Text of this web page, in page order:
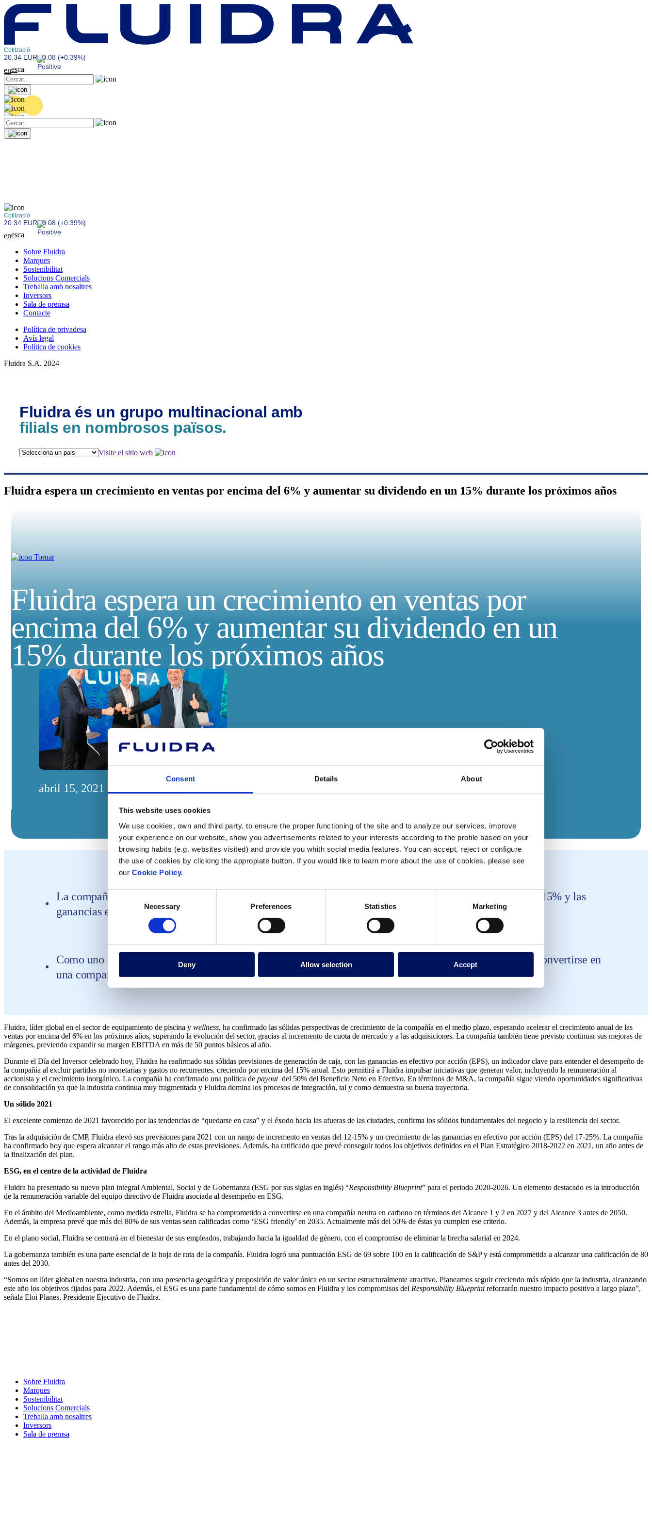
Consent Details About
This website uses cookies
We use cookies, own and third party, to ensure the proper functioning of the site and to analyze our services, improve
your experience on our website, show you advertisements related to your interests according to the profile based on your
browsing habits (e.g. websites visited) and provide you whith social media features. You can accept, reject or configure
the use of cookies by clicking the appropiate button. If you would like to learn more about the use of cookies, please see
our Cookie Policy.
Consent
Necessary Preferences Statistics Marketing
Deny Allow selection Accept
Cotització
20.34 EUR 0.08 (+0.39%)
enesca
Cotització
20.34 EUR 0.08 (+0.39%)
enesca
Sobre Fluidra
Marques
Sostenibilitat
Solucions Comercials
Treballa amb nosaltres
Inversors
Sala de premsa
Contacte
Política de privadesa
Avís legal
Política de cookies
Fluidra S.A. 2024
Fluidra és un grupo multinacional amb
filials en nombrosos països.
Visite el sitio web
Fluidra espera un crecimiento en ventas por encima del 6% y aumentar su dividendo en un 15% durante los próximos años
Tornar
Fluidra espera un crecimiento en ventas por
encima del 6% y aumentar su dividendo en un
15% durante los próximos años
abril 15, 2021
La compañía espera alcanzar el rango mas alto de sus previsiones para 2021, con las ventas creciendo un 15% y las
ganancias en efectivo por acción un 25%.
Como uno de sus principales objetivos dentro de su política ESG, Fluidra ha asumido el compromiso de convertirse en
una compañía neutra en carbono para el 2027.
Fluidra, líder global en el sector de equipamiento de piscina y wellness, ha confirmado las sólidas perspectivas de crecimiento de la compañía en el medio plazo, esperando acelerar el crecimiento anual de las
ventas por encima del 6% en los próximos años, superando la evolución del sector, gracias al incremento de cuota de mercado y a las adquisiciones. La compañía también tiene previsto continuar sus mejoras de
márgenes, previendo expandir su margen EBITDA en más de 50 puntos básicos al año.
Durante el Día del Inversor celebrado hoy, Fluidra ha reafirmado sus sólidas previsiones de generación de caja, con las ganancias en efectivo por acción (EPS), un indicador clave para entender el desempeño de
la compañía al excluir partidas no monetarias y gastos no recurrentes, creciendo por encima del 15% anual. Esto permitirá a Fluidra impulsar iniciativas que generan valor, incluyendo la remuneración al
accionista y el crecimiento inorgánico. La compañía ha confirmado una política de payoutdel 50% del Beneficio Neto en Efectivo. En términos de M&A, la compañía sigue viendo oportunidades significativas
de consolidación ya que la industria continua muy fragmentada y Fluidra domina los procesos de integración, tal y como demuestra su buena trayectoria.
Un sólido 2021
El excelente comienzo de 2021 favorecido por las tendencias de “quedarse en casa” y el éxodo hacia las afueras de las ciudades, confirma los sólidos fundamentales del negocio y la resiliencia del sector.
Tras la adquisición de CMP, Fluidra elevó sus previsiones para 2021 con un rango de incremento en ventas del 12-15% y un crecimiento de las ganancias en efectivo por acción (EPS) del 17-25%. La compañía
ha confirmado hoy que espera alcanzar el rango más alto de estas previsiones. Además, ha ratificado que prevé conseguir todos los objetivos definidos en el Plan Estratégico 2018-2022 en 2021, un año antes de
la finalización del plan.
ESG, en el centro de la actividad de Fluidra
Fluidra ha presentado su nuevo plan integral Ambiental, Social y de Gobernanza (ESG por sus siglas en inglés) “Responsibility Blueprint” para el periodo 2020-2026. Un elemento destacado es la introducción
de la remuneración variable del equipo directivo de Fluidra asociada al desempeño en ESG.
En el ámbito del Medioambiente, como medida estrella, Fluidra se ha comprometido a convertirse en una compañía neutra en carbono en términos del Alcance 1 y 2 en 2027 y del Alcance 3 antes de 2050.
Además, la empresa prevé que más del 80% de sus ventas sean calificadas como ‘ESG friendly’ en 2035. Actualmente más del 50% de éstas ya cumplen ese criterio.
En el plano social, Fluidra se centrará en el bienestar de sus empleados, trabajando hacia la igualdad de género, con el compromiso de eliminar la brecha salarial en 2024.
La gobernanza también es una parte esencial de la hoja de ruta de la compañía. Fluidra logró una puntuación ESG de 69 sobre 100 en la calificación de S&P y está comprometida a alcanzar una calificación de 80
antes del 2030.
“Somos un líder global en nuestra industria, con una presencia geográfica y proposición de valor única en un sector estructuralmente atractivo. Planeamos seguir creciendo más rápido que la industria, alcanzando
este año los objetivos fijados para 2022. Además, el ESG es una parte fundamental de cómo somos en Fluidra y los compromisos del Responsibility Blueprintreforzarán nuestro impacto positivo a largo plazo”,
señala Eloi Planes, Presidente Ejecutivo de Fluidra.
Sobre Fluidra
Marques
Sostenibilitat
Solucions Comercials
Treballa amb nosaltres
Inversors
Sala de premsa